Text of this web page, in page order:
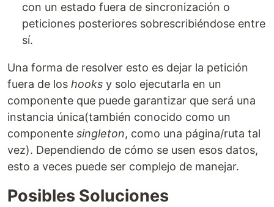
con un estado fuera de sincronización o
peticiones posteriores sobrescribiéndose entre
sí.
Una forma de resolver esto es dejar la petición
fuera de los hooks y solo ejecutarla en un
componente que puede garantizar que será una
instancia única(también conocido como un
componente singleton, como una página/ruta tal
vez). Dependiendo de cómo se usen esos datos,
esto a veces puede ser complejo de manejar.
Posibles Soluciones